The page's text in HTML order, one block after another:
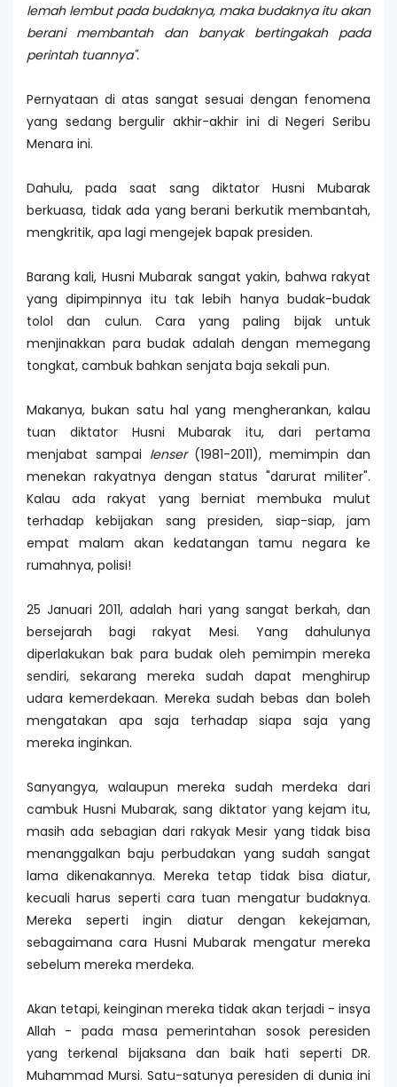
lemah lembut pada budaknya, maka budaknya itu akan
berani membantah dan banyak bertingakah pada
perintah tuannya".
Pernyataan di atas sangat sesuai dengan fenomena
yang sedang bergulir akhir-akhir ini di Negeri Seribu
Menara ini.
Dahulu, pada saat sang diktator Husni Mubarak
berkuasa, tidak ada yang berani berkutik membantah,
mengkritik, apa lagi mengejek bapak presiden.
Barang kali, Husni Mubarak sangat yakin, bahwa rakyat
yang dipimpinnya itu tak lebih hanya budak-budak
tolol dan culun. Cara yang paling bijak untuk
menjinakkan para budak adalah dengan memegang
tongkat, cambuk bahkan senjata baja sekali pun.
Makanya, bukan satu hal yang mengherankan, kalau
tuan diktator Husni Mubarak itu, dari pertama
menjabat sampai lenser(1981-2011), memimpin dan
menekan rakyatnya dengan status "darurat militer".
Kalau ada rakyat yang berniat membuka mulut
terhadap kebijakan sang presiden, siap-siap, jam
empat malam akan kedatangan tamu negara ke
rumahnya, polisi!
25 Januari 2011, adalah hari yang sangat berkah, dan
bersejarah bagi rakyat Mesi. Yang dahulunya
diperlakukan bak para budak oleh pemimpin mereka
sendiri, sekarang mereka sudah dapat menghirup
udara kemerdekaan. Mereka sudah bebas dan boleh
mengatakan apa saja terhadap siapa saja yang
mereka inginkan.
Sanyangya, walaupun mereka sudah merdeka dari
cambuk Husni Mubarak, sang diktator yang kejam itu,
masih ada sebagian dari rakyak Mesir yang tidak bisa
menanggalkan baju perbudakan yang sudah sangat
lama dikenakannya. Mereka tetap tidak bisa diatur,
kecuali harus seperti cara tuan mengatur budaknya.
Mereka seperti ingin diatur dengan kekejaman,
sebagaimana cara Husni Mubarak mengatur mereka
sebelum mereka merdeka.
Akan tetapi, keinginan mereka tidak akan terjadi - insya
Allah - pada masa pemerintahan sosok peresiden
yang terkenal bijaksana dan baik hati seperti DR.
Muhammad Mursi. Satu-satunya peresiden di dunia ini